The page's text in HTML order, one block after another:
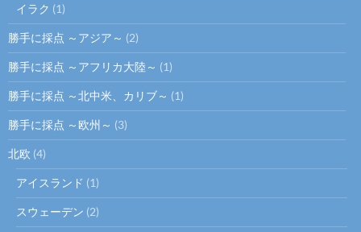
イラク (1)
勝手に採点 ～アジア～ (2)
勝手に採点 ～アフリカ大陸～ (1)
勝手に採点 ～北中米、カリブ～ (1)
勝手に採点 ～欧州～ (3)
北欧 (4)
アイスランド (1)
スウェーデン (2)